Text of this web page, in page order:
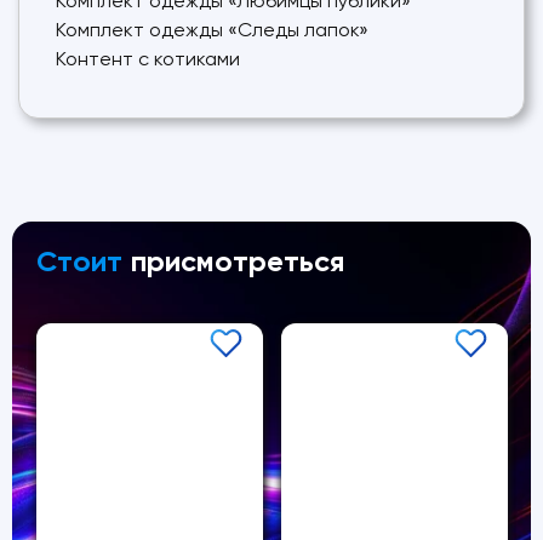
Комплект одежды «Следы лапок»
Контент с котиками
Стоит присмотреться